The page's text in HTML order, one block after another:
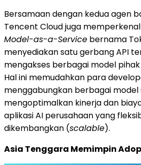
Bersamaan dengan kedua agen
Tencent Cloud juga
Model-as-a-Service bernama
menyediakan satu gerbang API
mengakses berbagai model
Hal ini memudahkan para
menggabungkan berbagai model
mengoptimalkan kinerja dan
aplikasi AI perusahaan yang
dikembangkan (scalable).
Asia Tenggara Memimpin